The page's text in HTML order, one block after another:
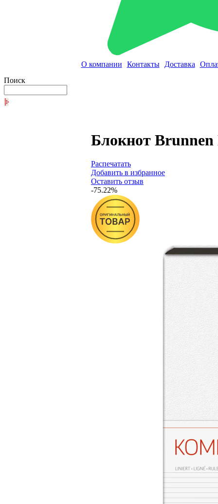
О компании Контакты Доставка
Поиск
Блокнот Brunnen
Распечатать
Добавить в избранное
Оставить отзыв
-75.22%